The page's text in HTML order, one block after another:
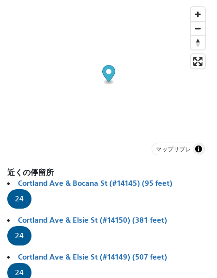
マップリブレ
近くの停留所
Cortland Ave & Bocana St (#14145) (95 feet)
24
Cortland Ave & Elsie St (#14150) (381 feet)
24
Cortland Ave & Elsie St (#14149) (507 feet)
24